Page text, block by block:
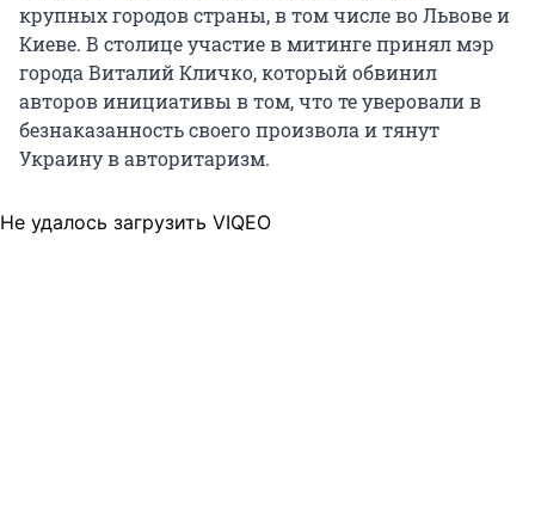
крупных городов страны, в том числе во Львове и
Киеве. В столице участие в митинге принял мэр
города Виталий Кличко, который обвинил
авторов инициативы в том, что те уверовали в
безнаказанность своего произвола и тянут
Украину в авторитаризм.
Не удалось загрузить VIQEO